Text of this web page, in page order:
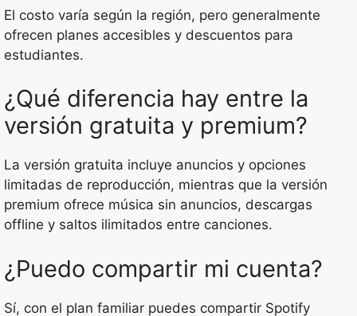
El costo varía según la región, pero generalmente
ofrecen planes accesibles y descuentos para
estudiantes.
¿Qué diferencia hay entre la
versión gratuita y premium?
La versión gratuita incluye anuncios y opciones
limitadas de reproducción, mientras que la versión
premium ofrece música sin anuncios, descargas
offline y saltos ilimitados entre canciones.
¿Puedo compartir mi cuenta?
Sí, con el plan familiar puedes compartir Spotify